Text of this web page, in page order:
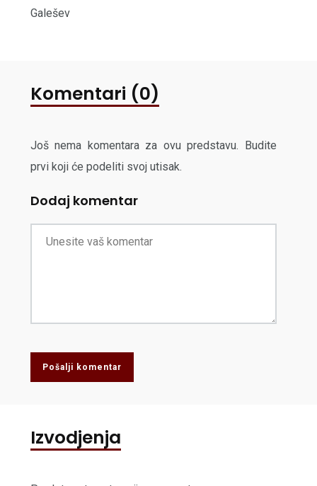
Galešev
Komentari (0)
Još nema komentara za ovu predstavu. Budite
prvi koji će podeliti svoj utisak.
Dodaj komentar
Pošalji komentar
Izvodjenja